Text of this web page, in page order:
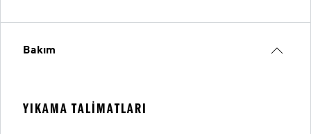
Bakım
YIKAMA TALIMATLARI